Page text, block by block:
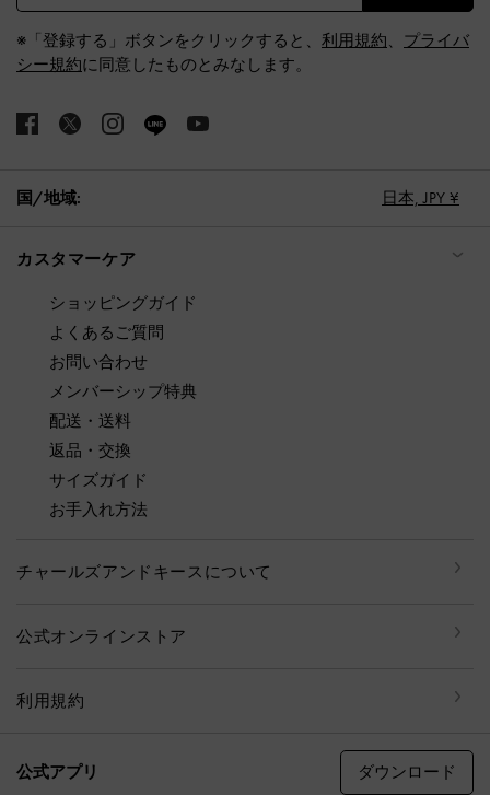
※「登録する」ボタンをクリックすると、 利用規約、 プライバ
シー規約に同意したものとみなします。
国/地域: 日本, JPY ¥
カスタマーケア
ショッピングガイド
よくあるご質問
お問い合わせ
メンバーシップ特典
配送・送料
返品・交換
サイズガイド
お手入れ方法
チャールズアンドキースについて
公式オンラインストア
利用規約
公式アプリ ダウンロード